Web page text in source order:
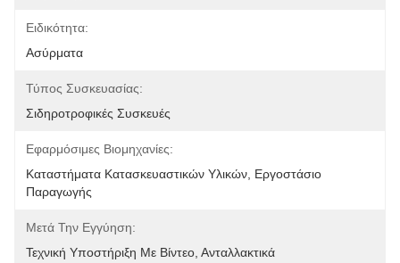
Ειδικότητα:
Ασύρματα
Τύπος Συσκευασίας:
Σιδηροτροφικές Συσκευές
Εφαρμόσιμες Βιομηχανίες:
Καταστήματα Κατασκευαστικών Υλικών, Εργοστάσιο
Παραγωγής
Μετά Την Εγγύηση:
Τεχνική Υποστήριξη Με Βίντεο, Ανταλλακτικά